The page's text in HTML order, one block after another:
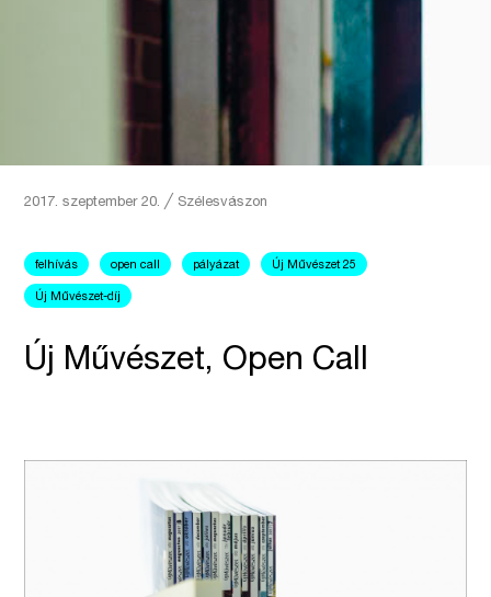
2017. szeptember 20. ╱ Szélesvászon
felhívás open call pályázat Új Művészet 25
Új Művészet-díj
Új Művészet, Open Call